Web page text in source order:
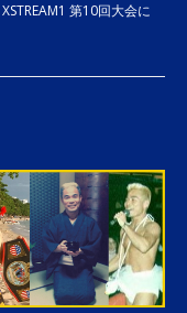
第10回大会に